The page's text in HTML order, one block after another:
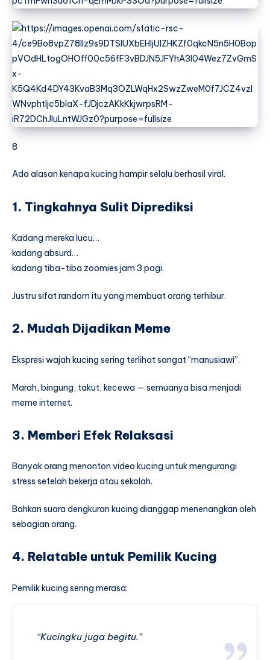
8
Ada alasan kenapa kucing hampir selalu berhasil viral.
1. Tingkahnya Sulit Diprediksi
Kadang mereka lucu…
kadang absurd…
kadang tiba-tiba zoomies jam 3 pagi.
Justru sifat random itu yang membuat orang terhibur.
2. Mudah Dijadikan Meme
Ekspresi wajah kucing sering terlihat sangat “manusiawi”.
Marah, bingung, takut, kecewa — semuanya bisa menjadi
meme internet.
3. Memberi Efek Relaksasi
Banyak orang menonton video kucing untuk mengurangi
stress setelah bekerja atau sekolah.
Bahkan suara dengkuran kucing dianggap menenangkan oleh
sebagian orang.
4. Relatable untuk Pemilik Kucing
Pemilik kucing sering merasa:
“Kucingku juga begitu.”